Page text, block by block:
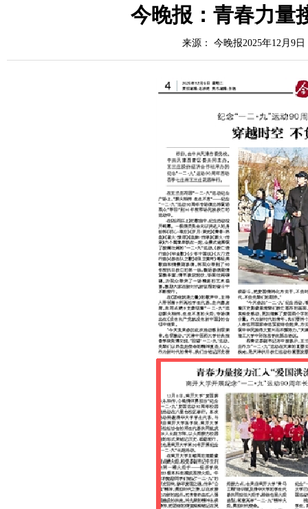
今晚报：青春力量
来源： 今晚报2025年12月9日